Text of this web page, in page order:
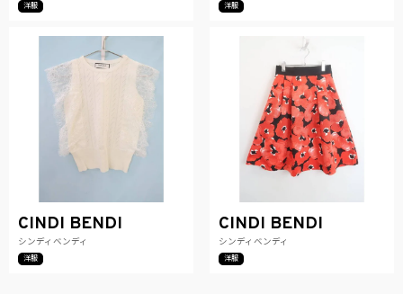
洋服 洋服
CINDI BENDI
シンディベンディ
洋服
CINDI BENDI
シンディベンディ
洋服